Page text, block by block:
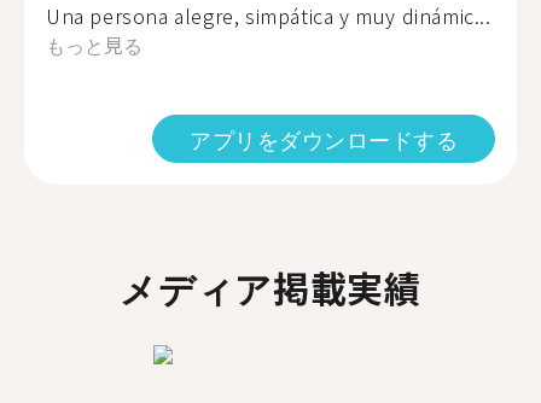
Una persona alegre, simpática y muy dinámic...
もっと見る
アプリをダウンロードする
メディア掲載実績